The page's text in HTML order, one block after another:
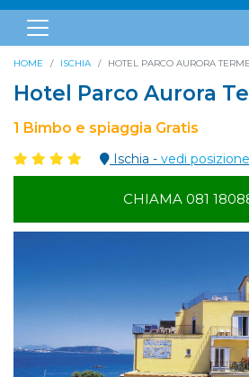
HOME ISCHIA HOTEL PARCO AURORA TERME
Hotel Parco Aurora
1 Bimbo e spiaggia Gratis
Ischia - vedi
CHIAMA 081